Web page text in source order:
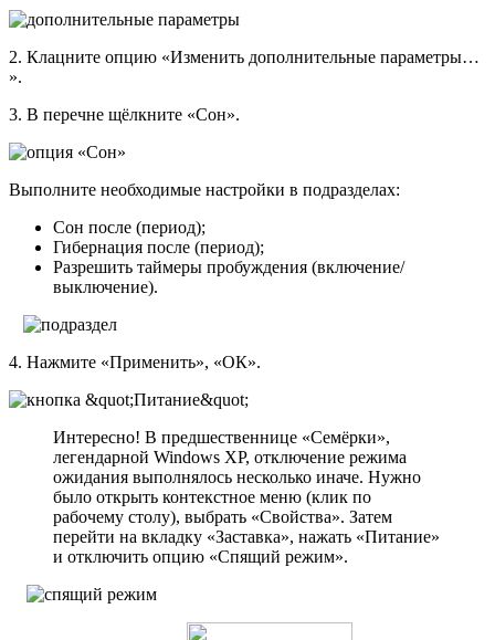
2. Клацните опцию «Изменить дополнительные параметры…
».
3. В перечне щёлкните «Сон».
Выполните необходимые настройки в подразделах:
Сон после (период);
Гибернация после (период);
Разрешить таймеры пробуждения (включение/
выключение).
4. Нажмите «Применить», «ОК».
Интересно! В предшественнице «Семёрки»,
легендарной Windows XP, отключение режима
ожидания выполнялось несколько иначе. Нужно
было открыть контекстное меню (клик по
рабочему столу), выбрать «Свойства». Затем
перейти на вкладку «Заставка», нажать «Питание»
и отключить опцию «Спящий режим».